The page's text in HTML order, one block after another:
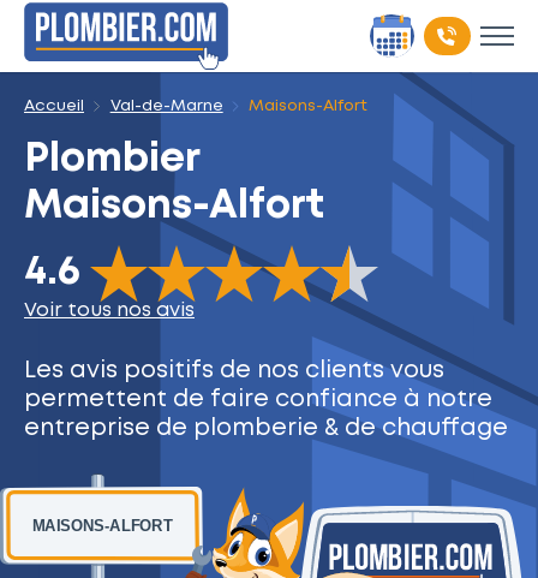
Accueil Val-de-Marne Maisons-Alfort
Plombier
Maisons-Alfort
4.6
The rating of this product is 4.6out of 5
Voir tous nos avis
Les avis positifs de nos clientsvous
permettent de faire confiance à notre
entreprise de plomberie & de chauffage
MAISONS-ALFORT